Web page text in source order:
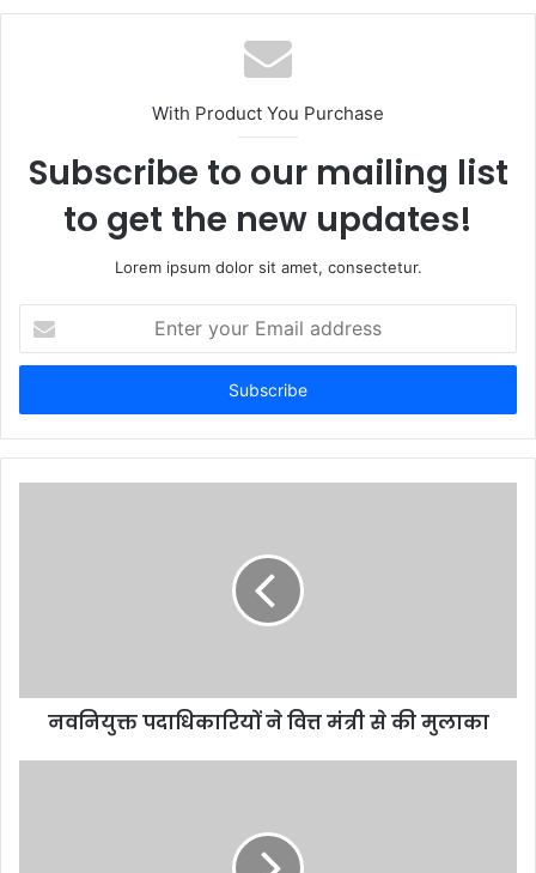
With Product You Purchase
Subscribe to our mailing list
to get the new updates!
Lorem ipsum dolor sit amet, consectetur.
your
Email
नवनियुक्त पदाधिकारियों ने वित्त मंत्री से की मुलाका